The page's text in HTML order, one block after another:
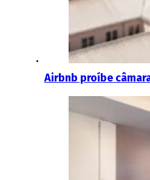
Airbnb proíbe